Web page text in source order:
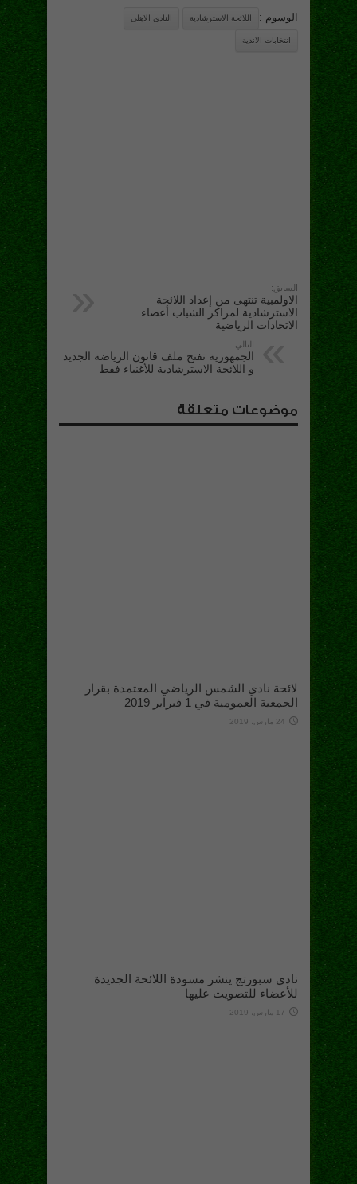
الوسوم : اللائحة الاسترشادية النادى الاهلى
انتخابات الاندية
السابق:
الاولمبية تنتهى من إعداد اللائحة
الاسترشادية لمراكز الشباب أعضاء
الاتحادات الرياضية
التالي:
الجمهورية تفتح ملف قانون الرياضة الجديد
و اللائحة الاسترشادية للأغنياء فقط
موضوعات متعلقة
لائحة نادي الشمس الرياضي المعتمدة بقرار
الجمعية العمومية في 1 فبراير 2019
24 مارس، 2019
نادي سبورتج ينشر مسودة اللائحة الجديدة
للأعضاء للتصويت عليها
17 مارس، 2019